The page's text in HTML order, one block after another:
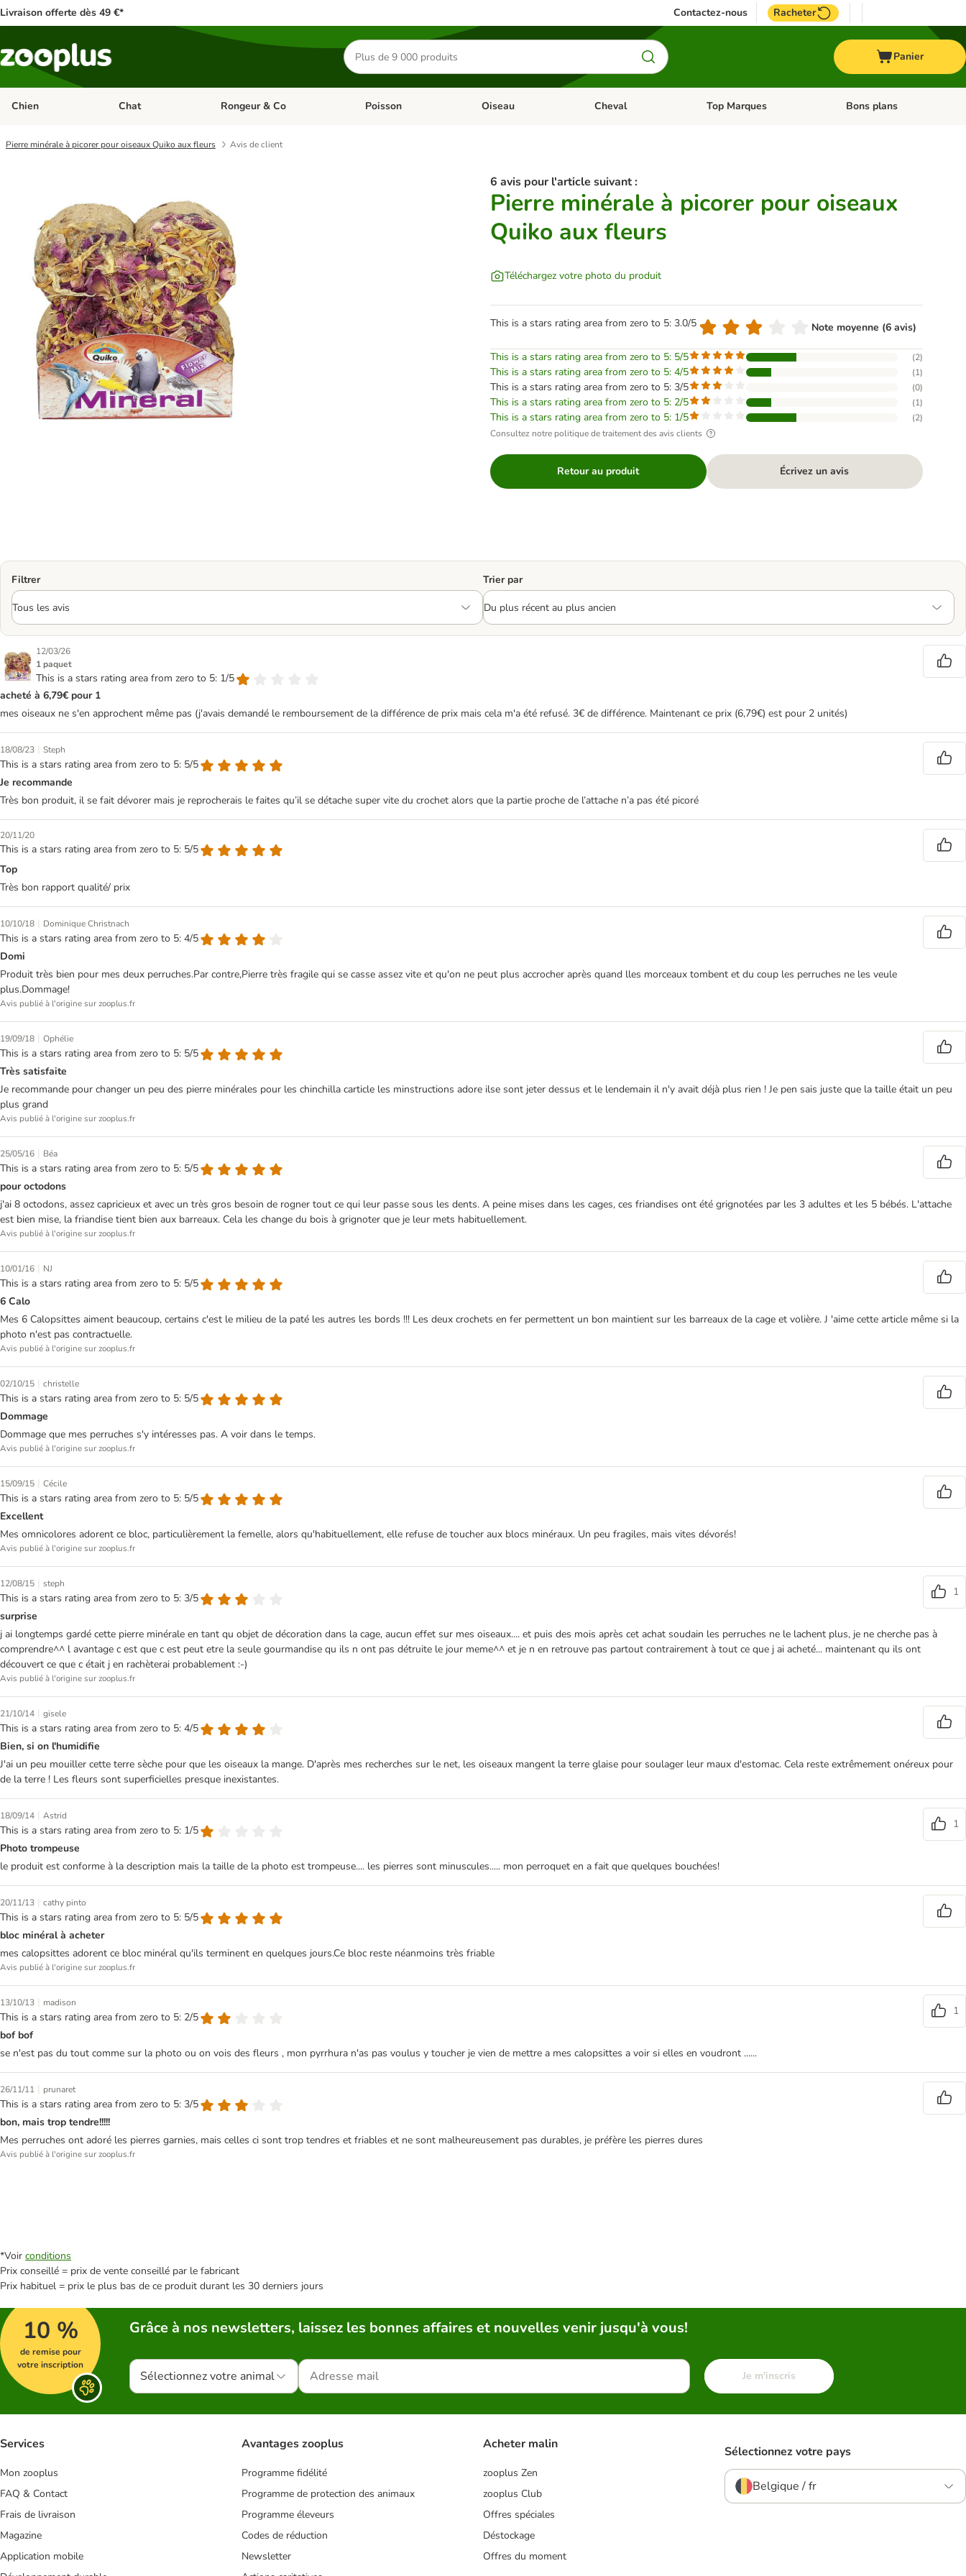
Livraison offerte dès 49 €* Contactez-nous Racheter
Rechercher
des
produits
Panier
Chien Dérouler les catégories: Chien
Chat Dérouler les catégories: Chat
Rongeur & Co Dérouler les catégories: Rongeur & Co
Poisson Dérouler les catégories: Poisson
Oiseau Dérouler les catégories: Oiseau
Cheval Dérouler les catégories: Cheval
Top Marques Dérouler les catégories: Top
Bons plans
Pierre minérale à picorer pour oiseaux Quiko aux fleurs Avis de client
6 avis pour l'article suivant :
Pierre minérale à picorer pour oiseaux
Quiko aux fleurs
Téléchargez votre photo du produit
This is a stars rating area from zero to 5: 3.0/5 Note moyenne (6 avis)
This is a stars rating area from zero to 5: 5/5 (2)
This is a stars rating area from zero to 5: 4/5 (1)
This is a stars rating area from zero to 5: 3/5 (0)
This is a stars rating area from zero to 5: 2/5 (1)
This is a stars rating area from zero to 5: 1/5 (2)
Consultez notre politique de traitement des avis clients
Retour au produit Écrivez un avis
Filtrer Trier par
12/03/26
1 paquet
This is a stars rating area from zero to 5: 1/5
acheté à 6,79€ pour 1
mes oiseaux ne s'en approchent même pas (j'avais demandé le remboursement de la différence de prix mais cela m'a été refusé. 3€ de différence. Maintenant ce prix (6,79€) est pour 2 unités)
18/08/23 | Steph
This is a stars rating area from zero to 5: 5/5
Je recommande
Très bon produit, il se fait dévorer mais je reprocherais le faites qu’il se détache super vite du crochet alors que la partie proche de l’attache n’a pas été picoré
20/11/20
This is a stars rating area from zero to 5: 5/5
Top
Très bon rapport qualité/ prix
10/10/18 | Dominique Christnach
This is a stars rating area from zero to 5: 4/5
Domi
Produit très bien pour mes deux perruches.Par contre,Pierre très fragile qui se casse assez vite et qu'on ne peut plus accrocher après quand lles morceaux tombent et du coup les perruches ne les veule
plus.Dommage!
Avis publié à l'origine sur zooplus.fr
19/09/18 | Ophélie
This is a stars rating area from zero to 5: 5/5
Très satisfaite
Je recommande pour changer un peu des pierre minérales pour les chinchilla carticle les minstructions adore ilse sont jeter dessus et le lendemain il n'y avait déjà plus rien ! Je pen sais juste que la taille était un peu
plus grand
Avis publié à l'origine sur zooplus.fr
25/05/16 | Béa
This is a stars rating area from zero to 5: 5/5
pour octodons
j'ai 8 octodons, assez capricieux et avec un très gros besoin de rogner tout ce qui leur passe sous les dents. A peine mises dans les cages, ces friandises ont été grignotées par les 3 adultes et les 5 bébés. L'attache
est bien mise, la friandise tient bien aux barreaux. Cela les change du bois à grignoter que je leur mets habituellement.
Avis publié à l'origine sur zooplus.fr
10/01/16 | NJ
This is a stars rating area from zero to 5: 5/5
6 Calo
Mes 6 Calopsittes aiment beaucoup, certains c'est le milieu de la paté les autres les bords !!! Les deux crochets en fer permettent un bon maintient sur les barreaux de la cage et volière. J 'aime cette article même si la
photo n'est pas contractuelle.
Avis publié à l'origine sur zooplus.fr
02/10/15 | christelle
This is a stars rating area from zero to 5: 5/5
Dommage
Dommage que mes perruches s'y intéresses pas. A voir dans le temps.
Avis publié à l'origine sur zooplus.fr
15/09/15 | Cécile
This is a stars rating area from zero to 5: 5/5
Excellent
Mes omnicolores adorent ce bloc, particulièrement la femelle, alors qu'habituellement, elle refuse de toucher aux blocs minéraux. Un peu fragiles, mais vites dévorés!
Avis publié à l'origine sur zooplus.fr
12/08/15 | steph
This is a stars rating area from zero to 5: 3/5
1
surprise
j ai longtemps gardé cette pierre minérale en tant qu objet de décoration dans la cage, aucun effet sur mes oiseaux.... et puis des mois après cet achat soudain les perruches ne le lachent plus, je ne cherche pas à
comprendre^^ l avantage c est que c est peut etre la seule gourmandise qu ils n ont pas détruite le jour meme^^ et je n en retrouve pas partout contrairement à tout ce que j ai acheté... maintenant qu ils ont
découvert ce que c était j en rachèterai probablement :-)
Avis publié à l'origine sur zooplus.fr
21/10/14 | gisele
This is a stars rating area from zero to 5: 4/5
Bien, si on l'humidifie
J'ai un peu mouiller cette terre sèche pour que les oiseaux la mange. D'après mes recherches sur le net, les oiseaux mangent la terre glaise pour soulager leur maux d'estomac. Cela reste extrêmement onéreux pour
de la terre ! Les fleurs sont superficielles presque inexistantes.
18/09/14 | Astrid
This is a stars rating area from zero to 5: 1/5
1
Photo trompeuse
le produit est conforme à la description mais la taille de la photo est trompeuse.... les pierres sont minuscules..... mon perroquet en a fait que quelques bouchées!
20/11/13 | cathy pinto
This is a stars rating area from zero to 5: 5/5
bloc minéral à acheter
mes calopsittes adorent ce bloc minéral qu'ils terminent en quelques jours.Ce bloc reste néanmoins très friable
Avis publié à l'origine sur zooplus.fr
13/10/13 | madison
This is a stars rating area from zero to 5: 2/5
1
bof bof
se n'est pas du tout comme sur la photo ou on vois des fleurs , mon pyrrhura n'as pas voulus y toucher je vien de mettre a mes calopsittes a voir si elles en voudront ......
26/11/11 | prunaret
This is a stars rating area from zero to 5: 3/5
bon, mais trop tendre!!!!!
Mes perruches ont adoré les pierres garnies, mais celles ci sont trop tendres et friables et ne sont malheureusement pas durables, je préfère les pierres dures
Avis publié à l'origine sur zooplus.fr
*Voir conditions
Prix conseillé = prix de vente conseillé par le fabricant
Prix habituel = prix le plus bas de ce produit durant les 30 derniers jours
10 %
de remise pour
votre inscription
Grâce à nos newsletters, laissez les bonnes affaires et nouvelles venir jusqu'à vous!
Sélectionnez votre animal Je m'inscris
Services
Mon zooplus
FAQ & Contact
Frais de livraison
Magazine
Application mobile
Avantages zooplus
Programme fidélité
Programme de protection des animaux
Programme éleveurs
Codes de réduction
Newsletter
Acheter malin
zooplus Zen
zooplus Club
Offres spéciales
Déstockage
Offres du moment
Sélectionnez votre pays
Belgique / fr